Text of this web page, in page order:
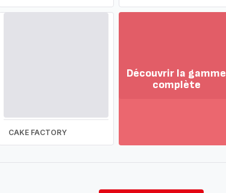
CAKE FACTORY
Découvrir la gamme
complète
la